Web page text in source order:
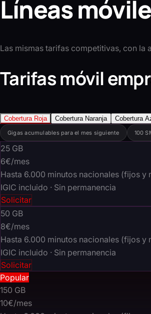
Líneas
Las mismas tarifas competitivas, con la
Tarifas móvil
Cobertura Roja Cobertura Naranja Cobertura
Gigas acumulables para el mes siguiente 100
25 GB
6€/mes
Hasta 6.000 minutos nacionales (fijos y
IGIC incluido · Sin permanencia
Solicitar
50 GB
8€/mes
Hasta 6.000 minutos nacionales (fijos y
IGIC incluido · Sin permanencia
Solicitar
Popular
150 GB
10€/mes